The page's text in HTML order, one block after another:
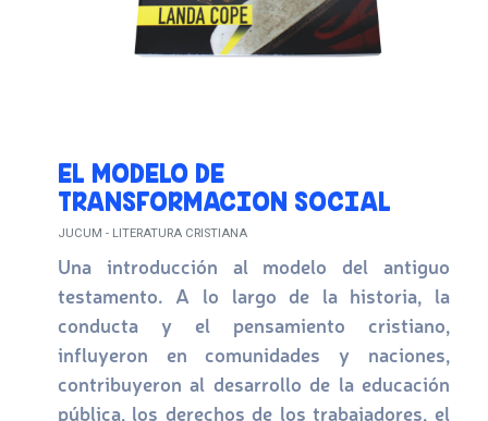
EL MODELO DE
TRANSFORMACION SOCIAL
JUCUM - LITERATURA CRISTIANA
Una introducción al modelo del antiguo
testamento. A lo largo de la historia, la
conducta y el pensamiento cristiano,
influyeron en comunidades y naciones,
contribuyeron al desarrollo de la educación
pública, los derechos de los trabajadores, el